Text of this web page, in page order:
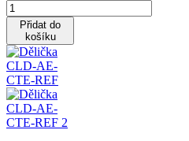
Přidat do
košíku